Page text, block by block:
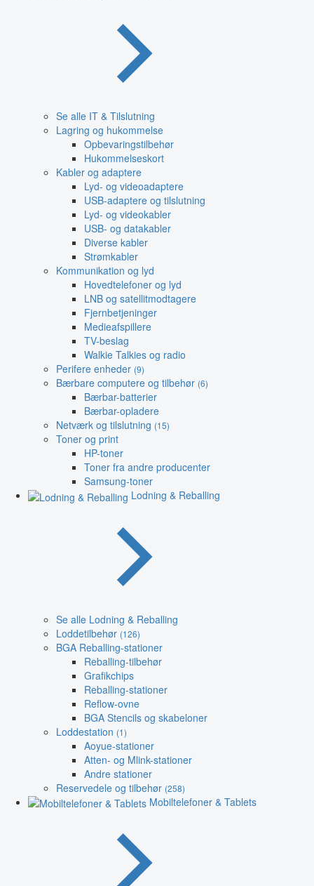
Se alle IT & Tilslutning
Lagring og hukommelse
Opbevaringstilbehør
Hukommelseskort
Kabler og adaptere
Lyd- og videoadaptere
USB-adaptere og tilslutning
Lyd- og videokabler
USB- og datakabler
Diverse kabler
Strømkabler
Kommunikation og lyd
Hovedtelefoner og lyd
LNB og satellitmodtagere
Fjernbetjeninger
Medieafspillere
TV-beslag
Walkie Talkies og radio
Perifere enheder (9)
Bærbare computere og tilbehør (6)
Bærbar-batterier
Bærbar-opladere
Netværk og tilslutning (15)
Toner og print
HP-toner
Toner fra andre producenter
Samsung-toner
Lodning & Reballing
Se alle Lodning & Reballing
Loddetilbehør (126)
BGA Reballing-stationer
Reballing-tilbehør
Grafikchips
Reballing-stationer
Reflow-ovne
BGA Stencils og skabeloner
Loddestation (1)
Aoyue-stationer
Atten- og Mlink-stationer
Andre stationer
Reservedele og tilbehør (258)
Mobiltelefoner & Tablets